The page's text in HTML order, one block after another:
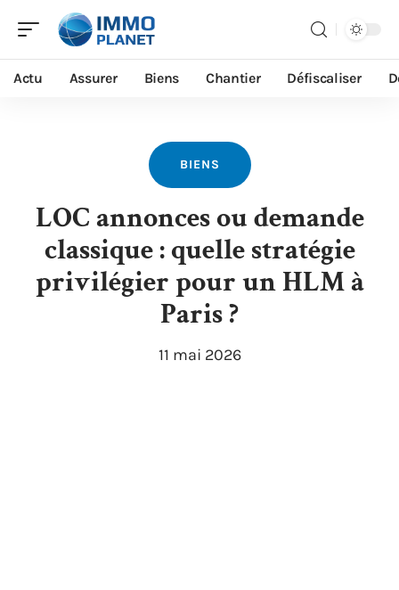
Actu Assurer Biens Chantier Défiscaliser
BIENS
LOC annonces ou demande
classique : quelle stratégie
privilégier pour un HLM à
Paris ?
11 mai 2026